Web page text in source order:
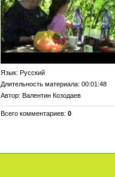
Язык: Русский
Длительность материала: 00:01:48
Автор: Валентин Козодаев
Всего комментариев: 0